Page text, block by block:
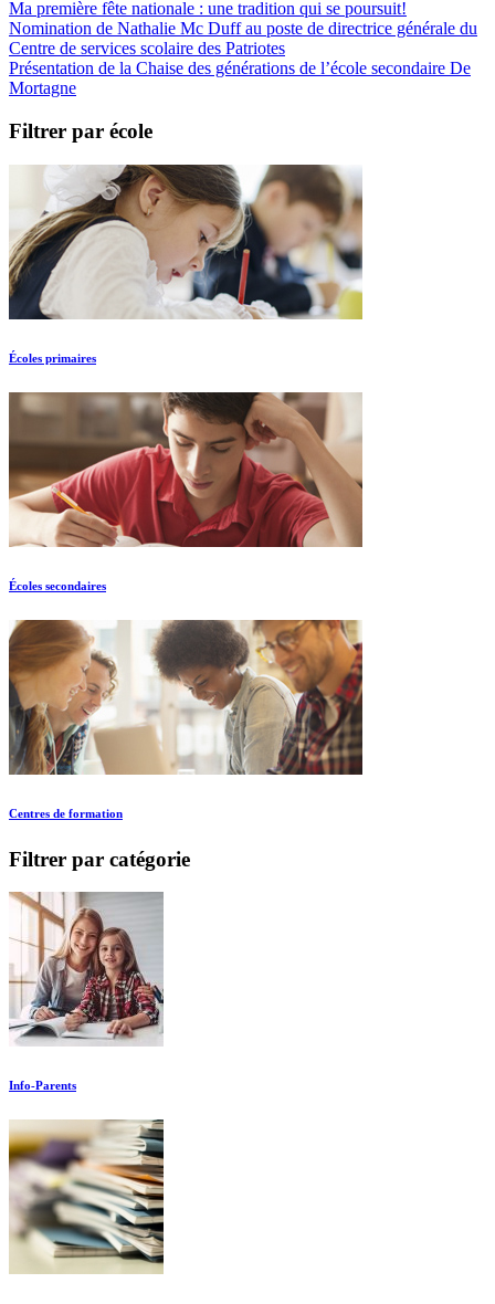
Ma première fête nationale : une tradition qui se poursuit!
Nomination de Nathalie Mc Duff au poste de directrice générale du
Centre de services scolaire des Patriotes
Présentation de la Chaise des générations de l’école secondaire De
Mortagne
Filtrer par école
Écoles primaires
Écoles secondaires
Centres de formation
Filtrer par catégorie
Info-Parents